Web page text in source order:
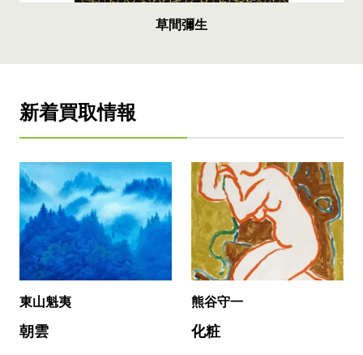
草間彌生
新着買取情報
東山魁夷
朝雲
熊谷守一
化粧